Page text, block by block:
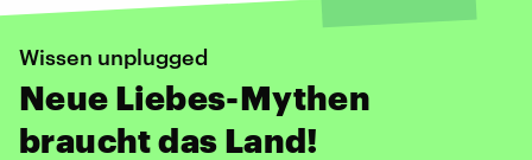
Wissen unplugged
Neue Liebes-Mythen
braucht das Land!